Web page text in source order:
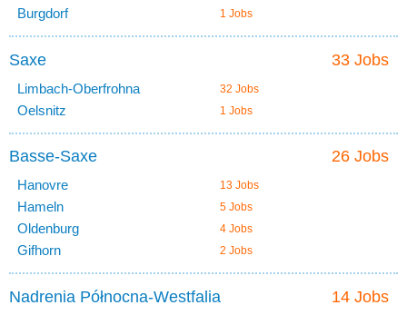
Burgdorf 1 Jobs
33 Jobs
Saxe
Limbach-Oberfrohna 32 Jobs
Oelsnitz 1 Jobs
26 Jobs
Basse-Saxe
Hanovre 13 Jobs
Hameln 5 Jobs
Oldenburg 4 Jobs
Gifhorn 2 Jobs
14 Jobs
Nadrenia Północna-Westfalia